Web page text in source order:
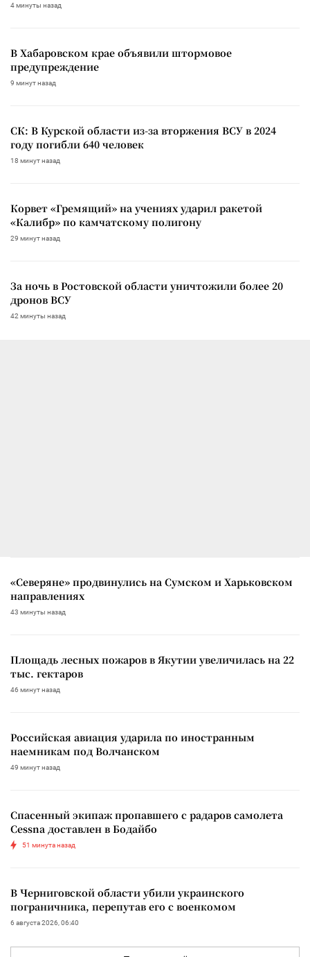
4 минуты назад
В Хабаровском крае объявили штормовое
предупреждение
9 минут назад
СК: В Курской области из-за вторжения ВСУ в 2024
году погибли 640 человек
18 минут назад
Корвет «Гремящий» на учениях ударил ракетой
«Калибр» по камчатскому полигону
29 минут назад
За ночь в Ростовской области уничтожили более 20
дронов ВСУ
42 минуты назад
«Северяне» продвинулись на Сумском и Харьковском
направлениях
43 минуты назад
Площадь лесных пожаров в Якутии увеличилась на 22
тыс. гектаров
46 минут назад
Российская авиация ударила по иностранным
наемникам под Волчанском
49 минут назад
Спасенный экипаж пропавшего с радаров самолета
Cessna доставлен в Бодайбо
51 минута назад
В Черниговской области убили украинского
пограничника, перепутав его с военкомом
6 августа 2026, 06:40